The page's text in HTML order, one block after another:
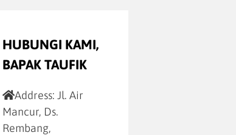
HUBUNGI KAMI,
BAPAK TAUFIK
Address: Jl. Air
Mancur, Ds.
Rembang,